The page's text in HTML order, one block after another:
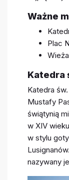
Ważne
Plac
Katedra
Katedra
Mustafy
świątynią
w XIV
w stylu
nazywany